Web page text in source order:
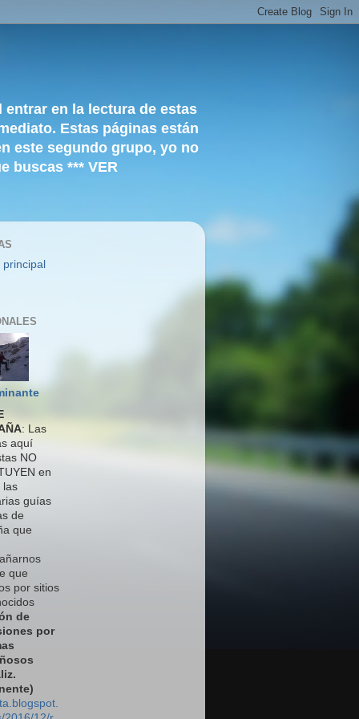
entrar en la lectura de estas
Estas páginas están
este segundo grupo, yo no
buscas *** VER
principal
: Las
aquí
NO
en
las
guías
de
que
que
por sitios
de
por